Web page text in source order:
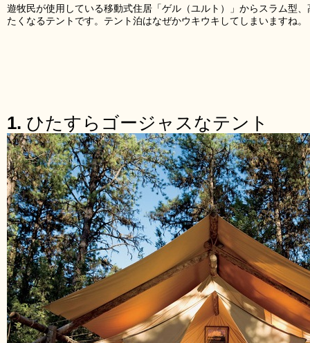
遊牧民が使用している移動式住居「ゲル（ユルト）」からスラム型
たくなるテントです。テント泊はなぜかウキウキしてしまいますね。
1. ひたすらゴージャスなテント